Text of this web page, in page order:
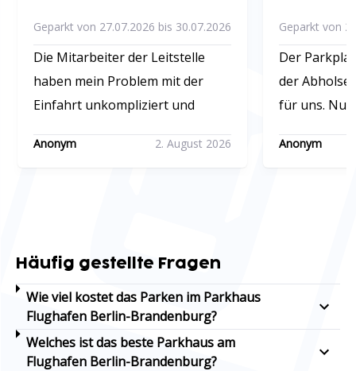
Geparkt von 27.07.2026 bis 30.07.2026
Die Mitarbeiter der Leitstelle
haben mein Problem mit der
Einfahrt unkompliziert und
Anonym 2. August 2026
Geparkt von
Der
der
für uns. Nur
funktioniert.
Anonym
Häufig gestellte Fragen
Wie viel kostet das Parken im Parkhaus
Flughafen Berlin-Brandenburg?
Welches ist das beste Parkhaus am
Flughafen Berlin-Brandenburg?